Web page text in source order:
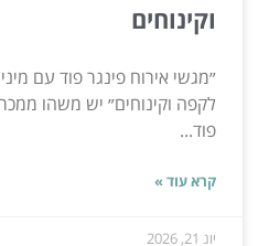
וקינוחים
״מגשי אירוח פינגר פוד עם
לקפה וקינוחים״ יש משהו
פוד...
קרא עוד »
יונ 21, 2026